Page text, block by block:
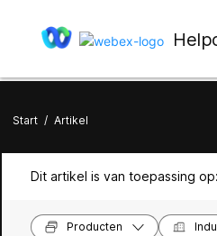
Start / Artikel
Dit artikel is van toepassing op:
Producten